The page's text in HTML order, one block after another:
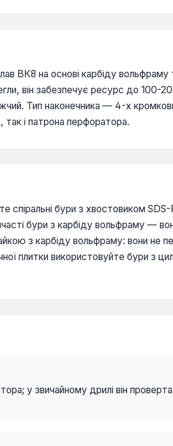
ВК8 на основі карбіду
він забезпечує ресурс до 100-
Тип наконечника — 4-х
і патрона перфоратора.
бури з хвостовиком
бури з карбіду вольфраму —
з карбіду вольфраму: вони не
плитки використовуйте бури з
у звичайному дрилі він